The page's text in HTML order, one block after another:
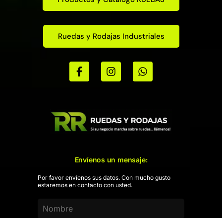
Ruedas y Rodajas Industriales
Envíenos un mensaje:
Por favor envíenos sus datos. Con mucho gusto
estaremos en contacto con usted.